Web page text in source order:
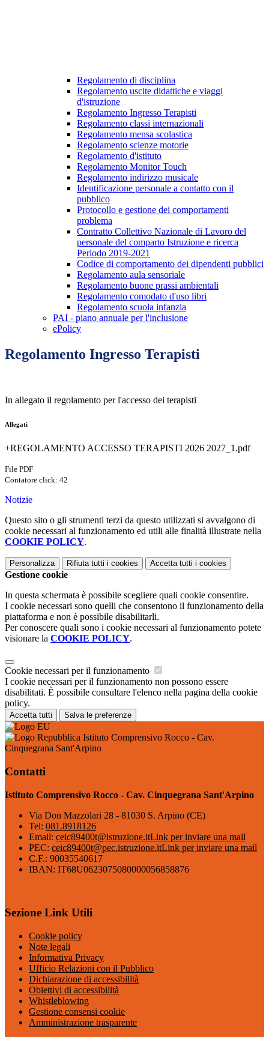
Regolamento di disciplina
Regolamento uscite didattiche e viaggi
d'istruzione
Regolamento Ingresso Terapisti
Regolamento classi internazionali
Regolamento mensa scolastica
Regolamento scienze motorie
Regolamento d'istituto
Regolamento Monitor Touch
Regolamento indirizzo musicale
Identificazione personale a contatto con il
pubblico
Protocollo e gestione dei comportamenti
problema
Contratto Collettivo Nazionale di Lavoro del
personale del comparto Istruzione e ricerca
Periodo 2019-2021
Codice di comportamento dei dipendenti pubblici
Regolamento aula sensoriale
Regolamento buone prassi ambientali
Regolamento comodato d'uso libri
Regolamento scuola infanzia
PAI - piano annuale per l'inclusione
ePolicy
Regolamento Ingresso Terapisti
In allegato il regolamento per l'accesso dei terapisti
Allegati
+REGOLAMENTO ACCESSO TERAPISTI 2026 2027_1.pdf
File PDF
Contatore click: 42
Notizie
Questo sito o gli strumenti terzi da questo utilizzati si avvalgono di
cookie necessari al funzionamento ed utili alle finalità illustrate nella
COOKIE POLICY.
Personalizza Rifiuta tutti i cookies Accetta tutti i cookies
Gestione cookie
In questa schermata è possibile scegliere quali cookie consentire.
I cookie necessari sono quelli che consentono il funzionamento della
piattaforma e non è possibile disabilitarli.
Per conoscere quali sono i cookie necessari al funzionamento potete
visionare la COOKIE POLICY.
Cookie necessari per il funzionamento
I cookie necessari per il funzionamento non possono essere
disabilitati. È possibile consultare l'elenco nella pagina della cookie
policy.
Accetta tutti Salva le preferenze
Istituto Comprensivo Rocco - Cav.
Cinquegrana Sant'Arpino
Contatti
Istituto Comprensivo Rocco - Cav. Cinquegrana Sant'Arpino
Via Don Mazzolari 28 - 81030 S. Arpino (CE)
Tel: 081.8918126
Email: ceic89400t@istruzione.itLink per inviare una mail
PEC: ceic89400t@pec.istruzione.itLink per inviare una mail
C.F.: 90035540617
IBAN: IT68U0623075080000056858876
Sezione Link Utili
Cookie policy
Note legali
Informativa Privacy
Ufficio Relazioni con il Pubblico
Dichiarazione di accessibilità
Obiettivi di accessibilità
Whistleblowing
Gestione consensi cookie
Amministrazione trasparente